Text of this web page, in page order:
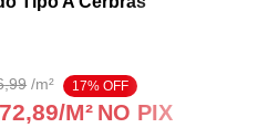
,99 /m² 17% OFF
/M² NO PIX